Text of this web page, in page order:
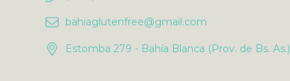
bahiaglutenfree@gmail.com
Estomba 279 - Bahía Blanca (Prov. de Bs. As.)